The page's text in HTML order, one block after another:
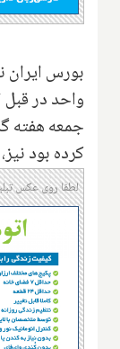
واحد در
کرده بود
لطفا روی عکس